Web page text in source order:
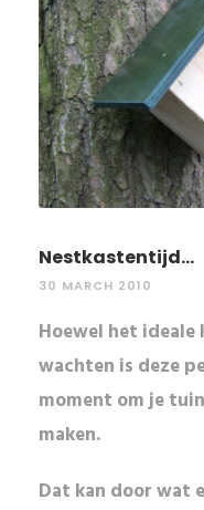
Nestkastentijd...
30 MARCH 2010
Hoewel het
wachten is deze
moment om je
maken.
Dat kan door wat